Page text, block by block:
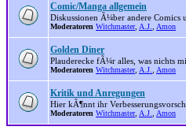
Comic/Manga allgemein
Diskussionen Ã¼ber andere Comics
Moderatoren Witchmaster, A.J. Amon
Golden Diner
Plauderecke fÃ¼r alles, was nichts
Moderatoren Witchmaster, A.J. Amon
Kritik und Anregungen
Hier kÃ¶nnt ihr
Moderatoren Witchmaster, A.J. Amon